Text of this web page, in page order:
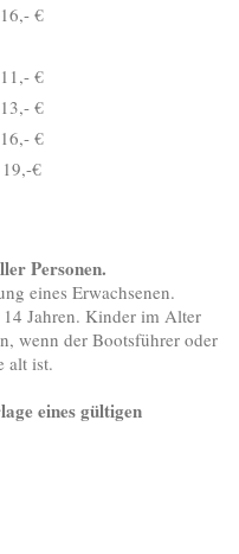
16,- €
11,- €
13,- €
16,- €
19,-€
Personen.
eines Erwachsenen.
Jahren. Kinder im Alter
wenn der Bootsführer oder
alt ist.
eines gültigen